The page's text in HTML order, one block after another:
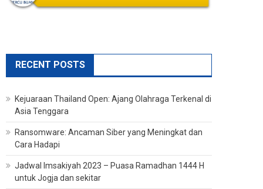
RECENT POSTS
Kejuaraan Thailand Open: Ajang Olahraga Terkenal di
Asia Tenggara
Ransomware: Ancaman Siber yang Meningkat dan
Cara Hadapi
Jadwal Imsakiyah 2023 – Puasa Ramadhan 1444 H
untuk Jogja dan sekitar